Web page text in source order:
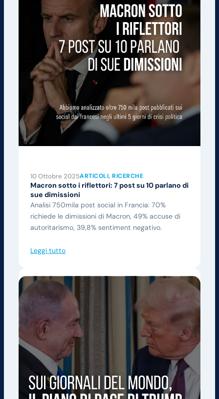
10 Ottobre 2025ARTICOLI, RICERCHE
Macron sotto i riflettori: 7 post su 10 parlano di
sue dimissioni
Analisi 750mila post social in Francia: 70%
richiede le dimissioni di Macron, 49% accuse di
autoritarismo, 39,8% sentiment negativo.
Leggi tutto